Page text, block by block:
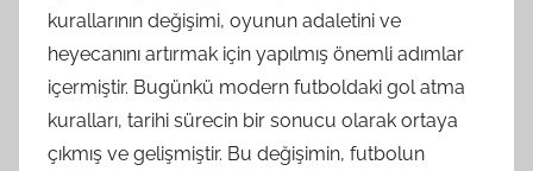
kurallarının değişimi, oyunun adaletini ve
heyecanını artırmak için yapılmış önemli adımlar
içermiştir. Bugünkü modern futboldaki gol atma
kuralları, tarihi sürecin bir sonucu olarak ortaya
çıkmış ve gelişmiştir. Bu değişimin, futbolun